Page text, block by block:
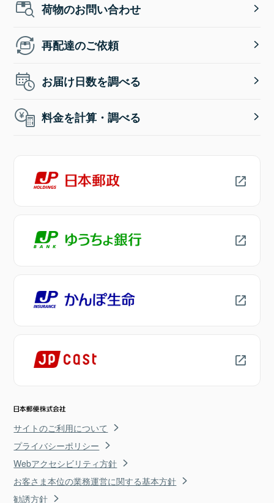
荷物のお問い合わせ
再配達のご依頼
お届け日数を調べる
料金を計算・調べる
サイトのご利用について
プライバシーポリシー
Webアクセシビリティ方針
お客さま本位の業務運営に関する基本方針
勧誘方針